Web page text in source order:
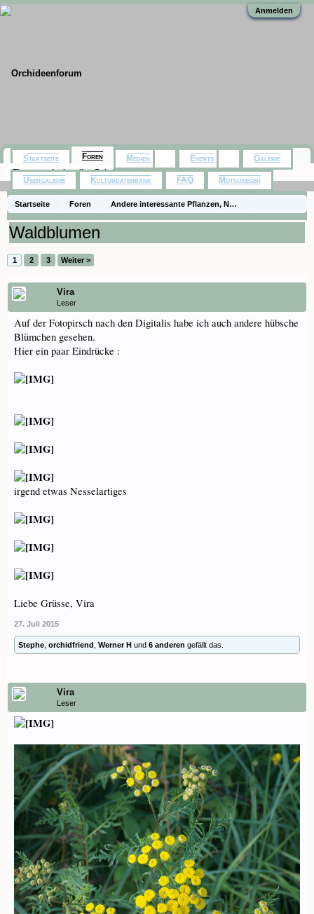
Anmelden
Startseite Foren
Andere interessante Pflanzen, Naturfotos, Ausflüge
Pflanzen in der Natur und im Garten
Waldblumen
1 2 3 Weiter >
Vira
Leser
Auf der Fotopirsch nach den Digitalis habe ich auch andere hübsche
Blümchen gesehen.
Hier ein paar Eindrücke :
irgend etwas Nesselartiges
Liebe Grüsse, Vira
27. Juli 2015
Stephe orchidfriend Werner H und 6 anderen gefällt das.
Vira
Leser
Startseite Foren
Themen mit aktuellen Beiträgen
Medien Events Galerie
Usergalerie Kulturdatenbank FAQ Motivjaeger